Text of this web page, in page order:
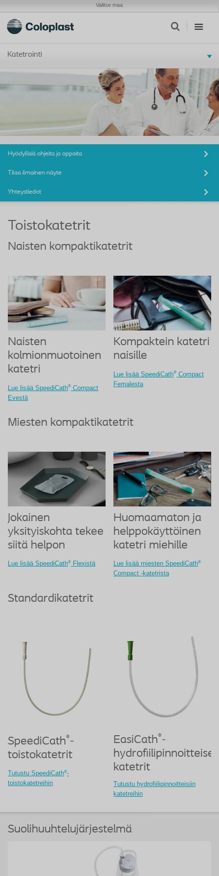
Valitse maa
Katetrointi
Hyödyllisiä ohjeita ja oppaita
Tilaa ilmainen näyte
Yhteystiedot
Toistokatetrit
Naisten kompaktikatetrit
Naisten
kolmionmuotoinen
katetri
Lue lisää SpeediCath® Compact
Evestä
Kompaktein katetri
naisille
Lue lisää SpeediCath® Compact
Femalesta
Miesten kompaktikatetrit
Jokainen
yksityiskohta tekee
siitä helpon
Lue lisää SpeediCath® Flexistä
Huomaamaton ja
helppokäyttöinen
katetri miehille
Lue lisää miesten SpeediCath®
Compact -katetrista
Standardikatetrit
SpeediCath®-
toistokatetrit
Tutustu SpeediCath®-
toistokatetreihin
EasiCath®-
hydrofiilipinnoitteiset
katetrit
Tutustu hydrofiilipinnoitteisiin
katetreihin
Suolihuuhtelujärjestelmä